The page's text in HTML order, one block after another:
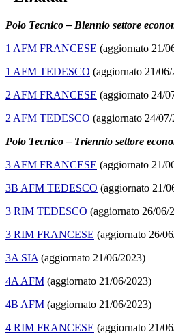
Polo Tecnico – Biennio settore
1 AFM FRANCESE (aggiornato 21/
1 AFM TEDESCO (aggiornato 21/
2 AFM FRANCESE (aggiornato 24/
2 AFM TEDESCO (aggiornato 24/
Polo Tecnico – Triennio settore
3 AFM FRANCESE (aggiornato 21/
3B AFM TEDESCO (aggiornato 21/
3 RIM TEDESCO (aggiornato 26/06/
3 RIM FRANCESE (aggiornato 26/
3A SIA (aggiornato 21/06/2023)
4A AFM (aggiornato 21/06/2023)
4B AFM (aggiornato 21/06/2023)
4 RIM FRANCESE (aggiornato 21/